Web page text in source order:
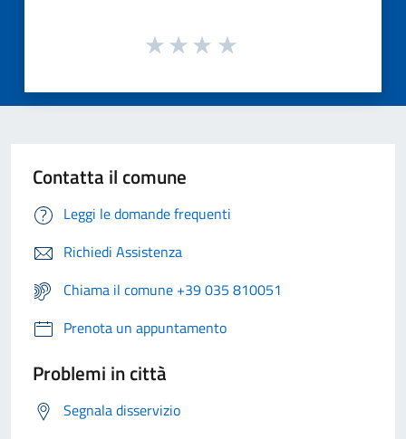
Contatta il comune
Leggi le domande frequenti
Richiedi Assistenza
Chiama il comune +39 035 810051
Prenota un appuntamento
Problemi in città
Segnala disservizio